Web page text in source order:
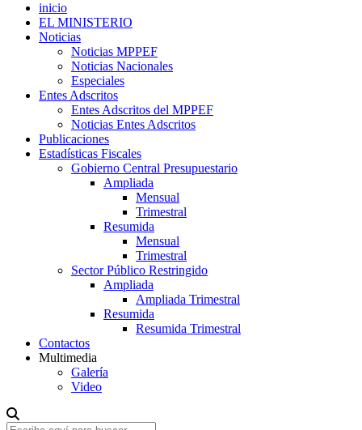
inicio
EL MINISTERIO
Noticias
Noticias MPPEF
Noticias Nacionales
Especiales
Entes Adscritos
Entes Adscritos del MPPEF
Noticias Entes Adscritos
Publicaciones
Estadísticas Fiscales
Gobierno Central Presupuestario
Ampliada
Mensual
Trimestral
Resumida
Mensual
Trimestral
Sector Público Restringido
Ampliada
Ampliada Trimestral
Resumida
Resumida Trimestral
Contactos
Multimedia
Galería
Video